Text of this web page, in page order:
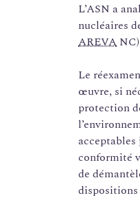
L’ASN a
nucléaires
AREVA
Le
œuvre, si
protection
acceptables
conformité
de
dispositions